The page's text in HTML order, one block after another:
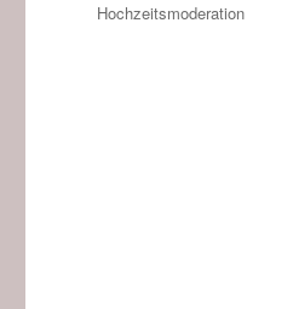
Tags
Hochzeitsmoderation